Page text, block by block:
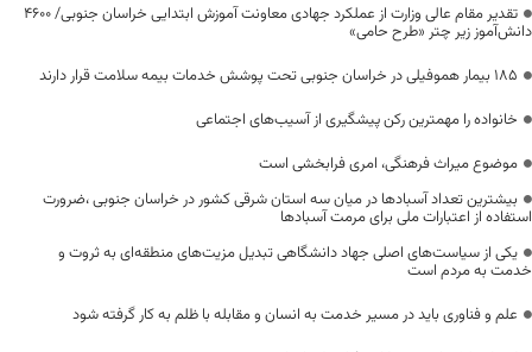
تقدیر مقام عالی وزارت از عملکرد جهادی معاونت آموزش ابتدایی خراسان جنوبی/ ۴۶۰۰
دانش‌آموز زیر چتر «طرح حامی»
۱۸۵ بیمار هموفیلی در خراسان جنوبی تحت پوشش خدمات بیمه سلامت قرار دارند
خانواده را مهمترین رکن پیشگیری از آسیب‌های اجتماعی
موضوع میراث فرهنگی، امری فرابخشی است
بیشترین تعداد آسبادها در میان سه استان شرقی کشور در خراسان جنوبی ،ضرورت
استفاده از اعتبارات ملی برای مرمت آسبادها
یکی از سیاست‌های اصلی جهاد دانشگاهی تبدیل مزیت‌های منطقه‌ای به ثروت و
خدمت به مردم است
علم و فناوری باید در مسیر خدمت به انسان و مقابله با ظلم به کار گرفته شود